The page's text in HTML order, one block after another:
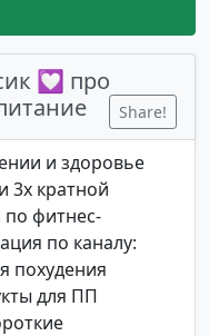
💟 про
Share!
и здоровье
3х кратной
фитнес-
по каналу:
похудения
для ПП